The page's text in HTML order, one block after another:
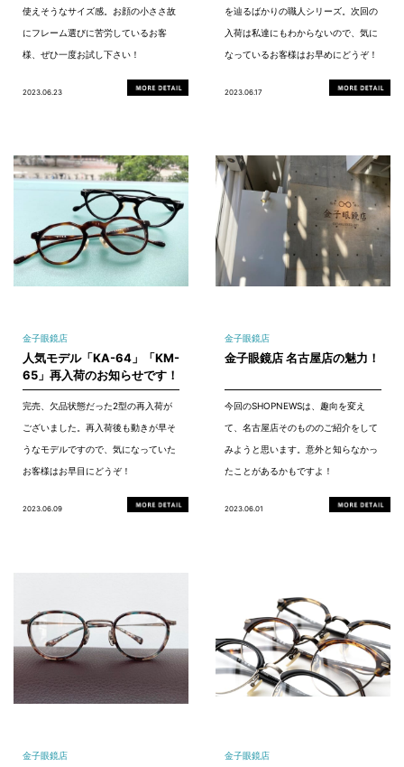
使えそうなサイズ感。お顔の小ささ故
にフレーム選びに苦労しているお客
様、ぜひ一度お試し下さい！
2023.06.23
を辿るばかりの職人シリーズ。次回の
入荷は私達にもわからないので、気に
なっているお客様はお早めにどうぞ！
2023.06.17
金子眼鏡店
人気モデル「KA-64」「KM-
65」再入荷のお知らせです！
完売、欠品状態だった2型の再入荷が
ございました。再入荷後も動きが早そ
うなモデルですので、気になっていた
お客様はお早目にどうぞ！
2023.06.09
金子眼鏡店
金子眼鏡店 名古屋店の魅力！
今回のSHOPNEWSは、趣向を変え
て、名古屋店そのもののご紹介をして
みようと思います。意外と知らなかっ
たことがあるかもですよ！
2023.06.01
金子眼鏡店 金子眼鏡店